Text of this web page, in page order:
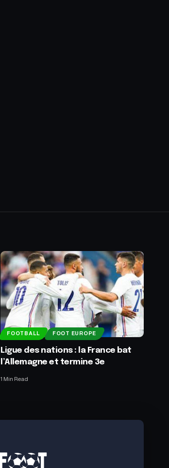
FOOTBALL FOOT EUROPE
Ligue des nations : la France bat
l’Allemagne et termine 3e
1 Min Read